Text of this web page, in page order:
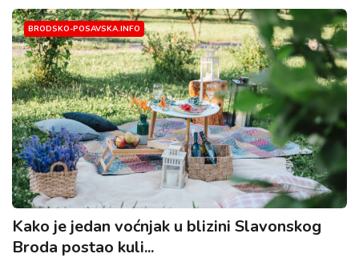
BRODSKO-POSAVSKA.INFO
Kako je jedan voćnjak u blizini Slavonskog
Broda postao kuli...